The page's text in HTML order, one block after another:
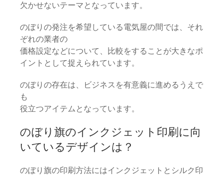
欠かせないテーマとなっています。
のぼりの発注を希望している電気屋の間では、それ
ぞれの業者の
価格設定などについて、比較をすることが大きなポ
イントとして捉えられています。
のぼりの存在は、ビジネスを有意義に進めるうえで
も
役立つアイテムとなっています。
のぼり旗のインクジェット印刷に向
いているデザインは？
のぼり旗の印刷方法にはインクジェットとシルク印